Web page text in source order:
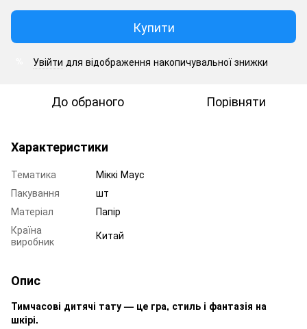
Купити
Увійти для відображення накопичувальної знижки
До обраного Порівняти
Характеристики
Тематика
Міккі Маус
Пакування
шт
Матеріал
Папір
Країна
виробник
Китай
Опис
Тимчасові дитячі тату — це гра, стиль і фантазія на
шкірі.